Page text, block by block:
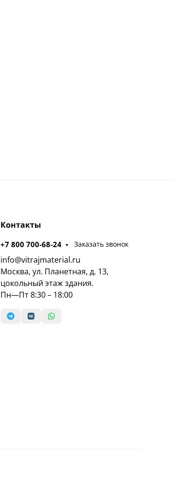
Контакты
+7 800 700-68-24 Заказать звонок
info@vitrajmaterial.ru
Москва, ул. Планетная, д. 13,
цокольный этаж здания.
Пн—Пт 8:30 – 18:00